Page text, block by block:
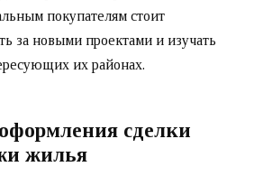
покупателям стоит
за новыми проектами и изучать
их районах.
сделки
жилья